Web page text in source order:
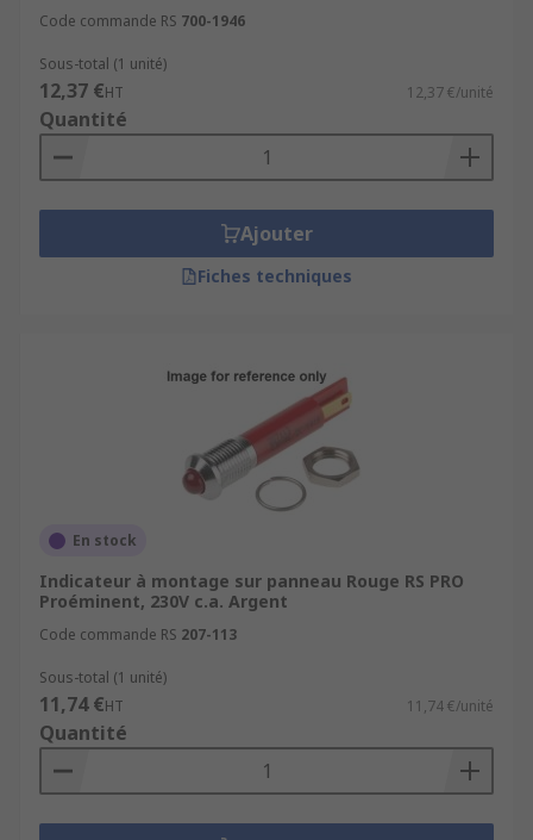
Code commande RS 700-1946
Sous-total (1 unité)
12,37 €HT 12,37 €/unité
Quantité
Ajouter
Fiches techniques
En stock
Indicateur à montage sur panneau Rouge RS PRO
Proéminent, 230V c.a. Argent
Code commande RS 207-113
Sous-total (1 unité)
11,74 €HT 11,74 €/unité
Quantité